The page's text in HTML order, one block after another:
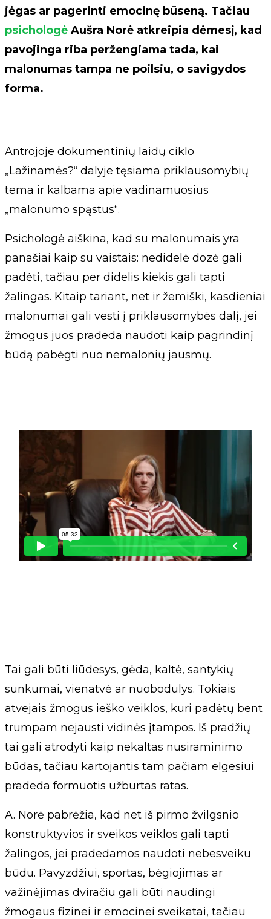
jėgas ar pagerinti emocinę būseną. Tačiau
psichologė Aušra Norė atkreipia dėmesį, kad
pavojinga riba peržengiama tada, kai
malonumas tampa ne poilsiu, o savigydos
forma.
Antrojoje dokumentinių laidų ciklo
„Lažinamės?“ dalyje tęsiama priklausomybių
tema ir kalbama apie vadinamuosius
„malonumo spąstus“.
Psichologė aiškina, kad su malonumais yra
panašiai kaip su vaistais: nedidelė dozė gali
padėti, tačiau per didelis kiekis gali tapti
žalingas. Kitaip tariant, net ir žemiški, kasdieniai
malonumai gali vesti į priklausomybės dalį, jei
žmogus juos pradeda naudoti kaip pagrindinį
būdą pabėgti nuo nemalonių jausmų.
Tai gali būti liūdesys, gėda, kaltė, santykių
sunkumai, vienatvė ar nuobodulys. Tokiais
atvejais žmogus ieško veiklos, kuri padėtų bent
trumpam nejausti vidinės įtampos. Iš pradžių
tai gali atrodyti kaip nekaltas nusiraminimo
būdas, tačiau kartojantis tam pačiam elgesiui
pradeda formuotis užburtas ratas.
A. Norė pabrėžia, kad net iš pirmo žvilgsnio
konstruktyvios ir sveikos veiklos gali tapti
žalingos, jei pradedamos naudoti nebesveiku
būdu. Pavyzdžiui, sportas, bėgiojimas ar
važinėjimas dviračiu gali būti naudingi
žmogaus fizinei ir emocinei sveikatai, tačiau